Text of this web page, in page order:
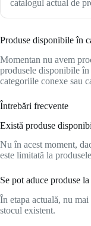
catalogul actual de
Produse disponibile în
Momentan nu avem
produsele disponibile
categoriile conexe sau
Întrebări frecvente
Există produse
Nu în acest moment,
este limitată la
Se pot aduce produse
În etapa actuală, nu
stocul existent.